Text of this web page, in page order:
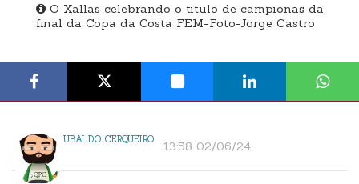
O Xallas celebrando o titulo de campionas da
final da Copa da Costa FEM-Foto-Jorge Castro
UBALDO CERQUEIRO 13:58 02/06/24